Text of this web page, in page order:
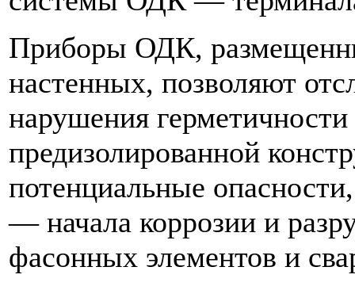
Приборы ОДК,
настенных, позволяют
нарушения
предизолированной
потенциальные
— начала коррозии и
фасонных элементов и